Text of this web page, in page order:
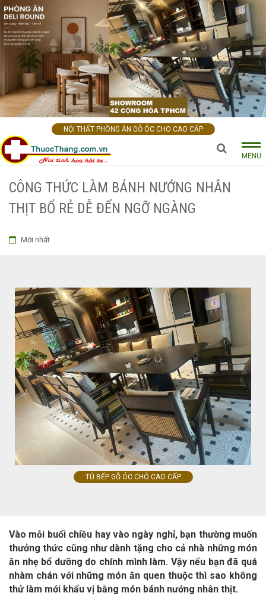
NỘI THẤT PHÒNG ĂN GỖ ÓC CHO CAO CẤP
MENU
CÔNG THỨC LÀM BÁNH NƯỚNG NHÂN
THỊT BỔ RẺ DỄ ĐẾN NGỠ NGÀNG
Mới nhất
TỦ BẾP GỖ ÓC CHÓ CAO CẤP
Vào mỗi buổi chiều hay vào ngày nghỉ, bạn thường muốn
thưởng thức cũng như dành tặng cho cả nhà những món
ăn nhẹ bổ dưỡng do chính mình làm. Vậy nếu bạn đã quá
nhàm chán với những món ăn quen thuộc thì sao không
thử làm mới khẩu vị bằng món bánh nướng nhân thịt.